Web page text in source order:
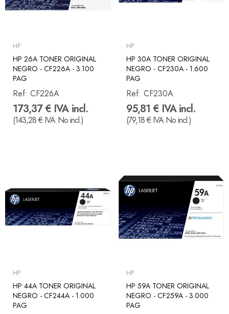
HP
HP 26A TONER ORIGINAL
NEGRO - CF226A - 3.100
PAG
Ref: CF226A
173,37 € IVA incl.
(143,28 € IVA No incl.)
HP
HP 30A TONER ORIGINAL
NEGRO - CF230A - 1.600
PAG
Ref: CF230A
95,81 € IVA incl.
(79,18 € IVA No incl.)
HP
HP 44A TONER ORIGINAL
NEGRO - CF244A - 1.000
PAG
HP
HP 59A TONER ORIGINAL
NEGRO - CF259A - 3.000
PAG